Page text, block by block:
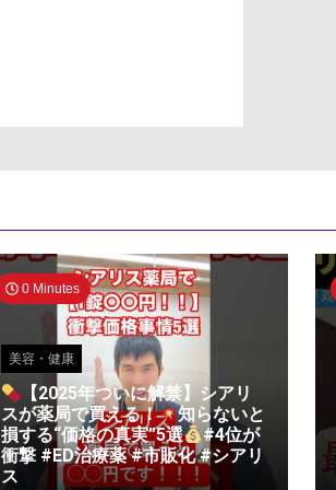
0 Minutes
美容・健康
【2025年ついに解禁】シアリ
スが薬局で買える！
知らないと
損する“価格の真実”5選
#4位が
衝撃 #ED治療薬 #市販化 #シアリ
ス